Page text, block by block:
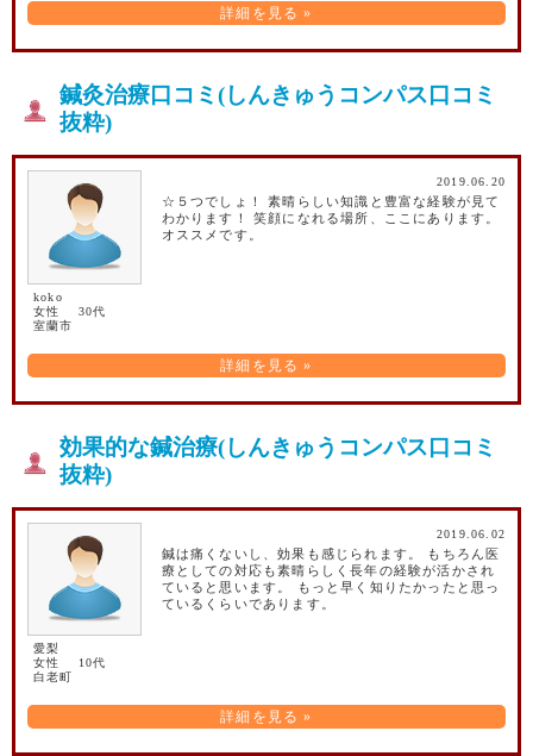
詳細を見る »
鍼灸治療口コミ(しんきゅうコンパス口コミ
抜粋)
koko
女性 30代
室蘭市
2019.06.20
☆５つでしょ！ 素晴らしい知識と豊富な経験が見て
わかります！ 笑顔になれる場所、ここにあります。
オススメです。
詳細を見る »
効果的な鍼治療(しんきゅうコンパス口コミ
抜粋)
愛梨
女性 10代
白老町
2019.06.02
鍼は痛くないし、効果も感じられます。 もちろん医
療としての対応も素晴らしく長年の経験が活かされ
ていると思います。 もっと早く知りたかったと思っ
ているくらいであります。
詳細を見る »